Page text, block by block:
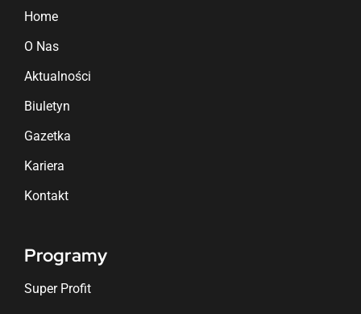
Home
O Nas
Aktualności
Biuletyn
Gazetka
Kariera
Kontakt
Programy
Super Profit